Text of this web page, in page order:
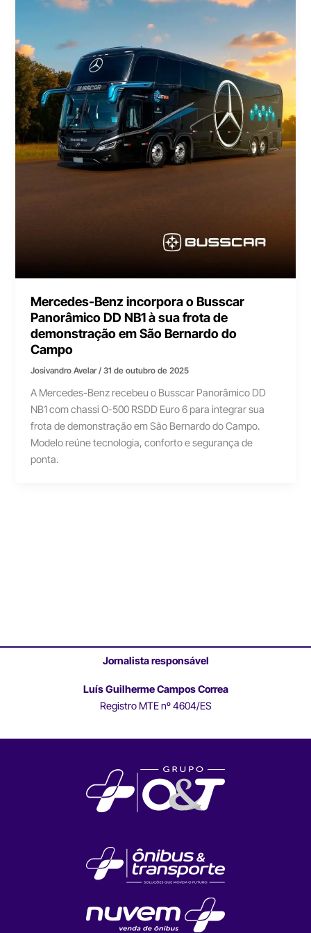
Mercedes-Benz incorpora o Busscar
Panorâmico DD NB1 à sua frota de
demonstração em São Bernardo do
Campo
Josivandro Avelar/31 de outubro de 2025
A Mercedes-Benz recebeu o Busscar Panorâmico DD
NB1 com chassi O-500 RSDD Euro 6 para integrar sua
frota de demonstração em São Bernardo do Campo.
Modelo reúne tecnologia, conforto e segurança de
ponta.
Jornalista responsável
Luís Guilherme Campos Correa
Registro MTE nº 4604/ES